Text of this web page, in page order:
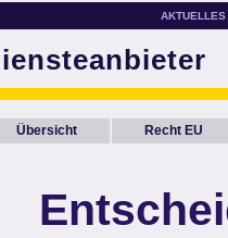
AKTUELLES
Übersicht Recht EU